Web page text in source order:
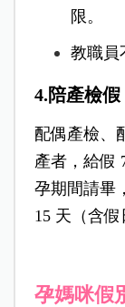
限。
教職員
4.陪產檢假
配偶產檢、
產者，給假
孕期間請畢
15 天（含假
孕媽咪假